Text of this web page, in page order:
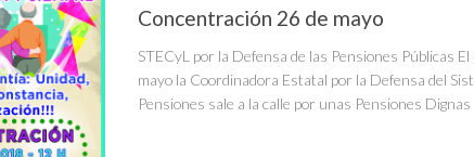
Concentración 26 de mayo
STECyL por la Defensa de las Pensiones Públicas El
mayo la Coordinadora Estatal por la Defensa del
Pensiones sale a la calle por unas Pensiones Dignas